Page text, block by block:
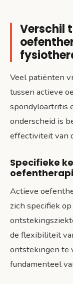
Verschil
Veel patiënten
tussen actieve
spondyloartritis
onderscheid is
effectiviteit van
Specifieke
Actieve
zich specifiek
de flexibiliteit
ontstekingen te
fundamenteel